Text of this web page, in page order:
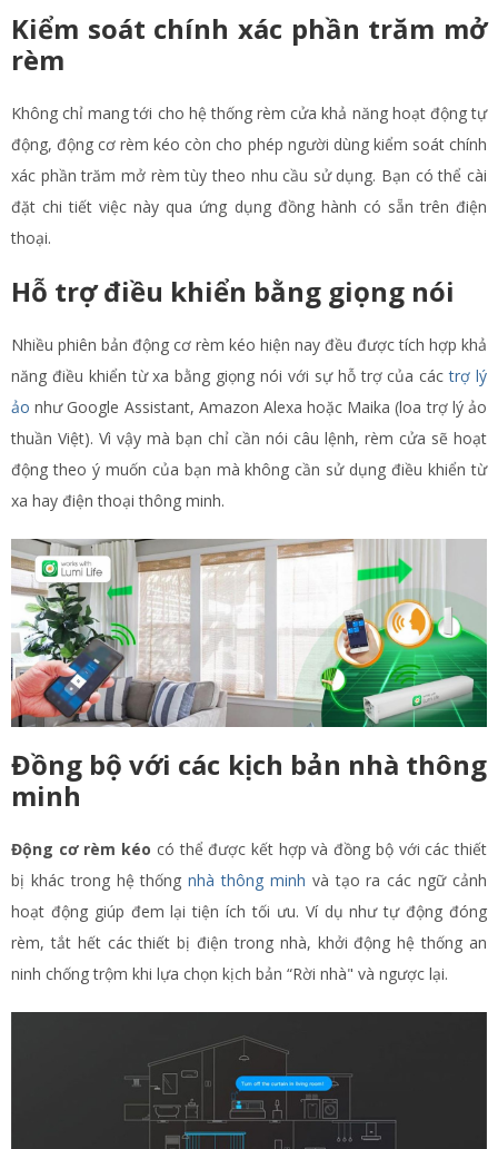
Kiểm soát chính xác phần trăm mở
rèm
Không chỉ mang tới cho hệ thống rèm cửa khả năng hoạt động tự
động, động cơ rèm kéo còn cho phép người dùng kiểm soát chính
xác phần trăm mở rèm tùy theo nhu cầu sử dụng. Bạn có thể cài
đặt chi tiết việc này qua ứng dụng đồng hành có sẵn trên điện
thoại.
Hỗ trợ điều khiển bằng giọng nói
Nhiều phiên bản động cơ rèm kéo hiện nay đều được tích hợp khả
năng điều khiển từ xa bằng giọng nói với sự hỗ trợ của cáctrợ lý
ảo như Google Assistant, Amazon Alexa hoặc Maika (loa trợ lý ảo
thuần Việt). Vì vậy mà bạn chỉ cần nói câu lệnh, rèm cửa sẽ hoạt
động theo ý muốn của bạn mà không cần sử dụng điều khiển từ
xa hay điện thoại thông minh.
Đồng bộ với các kịch bản nhà thông
minh
Động cơ rèm kéo có thể được kết hợp và đồng bộ với các thiết
bị khác trong hệ thốngnhà thông minh và tạo ra các ngữ cảnh
hoạt động giúp đem lại tiện ích tối ưu. Ví dụ như tự động đóng
rèm, tắt hết các thiết bị điện trong nhà, khởi động hệ thống an
ninh chống trộm khi lựa chọn kịch bản “Rời nhà" và ngược lại.